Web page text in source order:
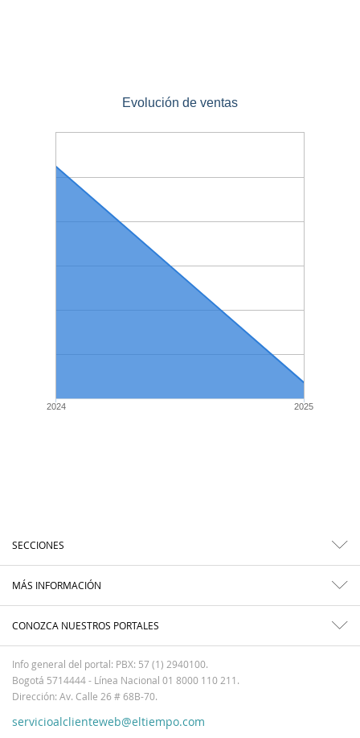
Evolución de ventas
2024 2025
SECCIONES
MÁS INFORMACIÓN
CONOZCA NUESTROS PORTALES
Info general del portal: PBX: 57 (1) 2940100.
Bogotá 5714444 - Línea Nacional 01 8000 110 211.
Dirección: Av. Calle 26 # 68B-70.
servicioalclienteweb@eltiempo.com